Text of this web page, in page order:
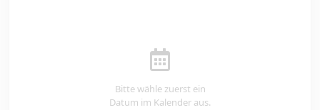
Bitte wähle zuerst ein
Datum im Kalender aus.